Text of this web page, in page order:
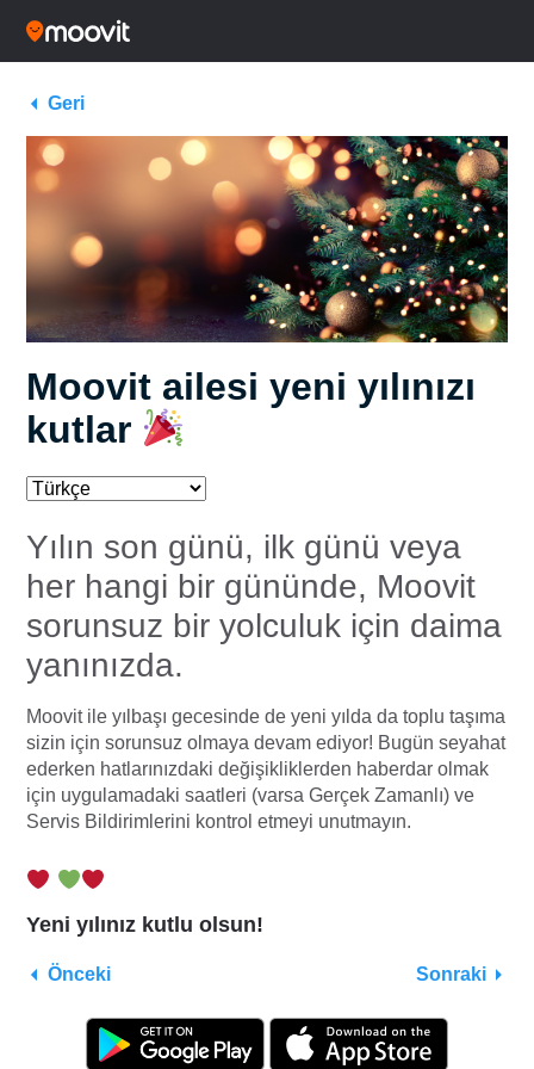
Geri
Moovit ailesi yeni yılınızı
kutlar
Yılın son günü, ilk günü veya
her hangi bir gününde, Moovit
sorunsuz bir yolculuk için daima
yanınızda.
Moovit ile yılbaşı gecesinde de yeni yılda da toplu taşıma
sizin için sorunsuz olmaya devam ediyor! Bugün seyahat
ederken hatlarınızdaki değişikliklerden haberdar olmak
için uygulamadaki saatleri (varsa Gerçek Zamanlı) ve
Servis Bildirimlerini kontrol etmeyi unutmayın.
Yeni yılınız kutlu olsun!
Önceki Sonraki